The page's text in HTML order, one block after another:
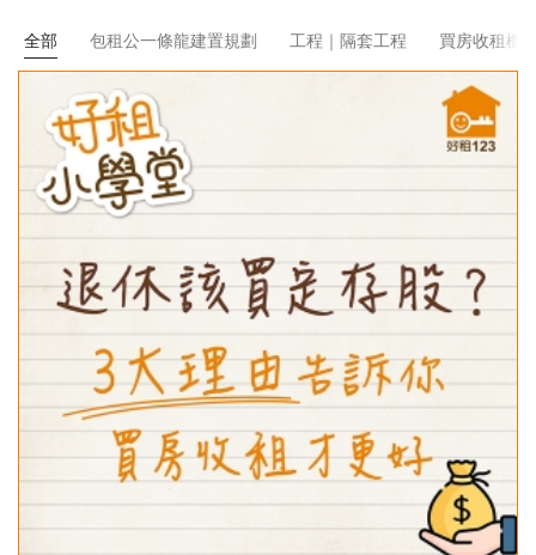
全部 包租公一條龍建置規劃 工程｜隔套工程 買房收租機